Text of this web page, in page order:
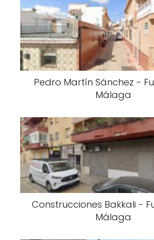
Pedro Martín Sánchez -
Málaga
Construcciones Bakkali -
Málaga